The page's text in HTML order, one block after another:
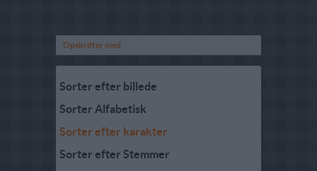
Opskrifter med
Sorter efter billede
Sorter Alfabetisk
Sorter efter karakter
Sorter efter Stemmer